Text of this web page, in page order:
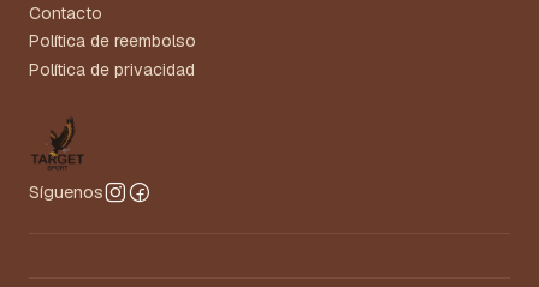
Contacto
Política de reembolso
Política de privacidad
Síguenos